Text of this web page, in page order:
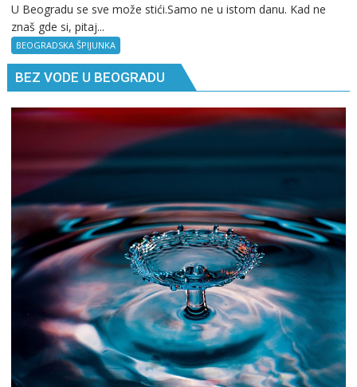
Beogradska
si,
U Beogradu se sve može stići.Samo ne u istom danu. Kad ne
znaš gde si, pitaj...
BEOGRADSKA ŠPIJUNKA
BEZ VODE U BEOGRADU